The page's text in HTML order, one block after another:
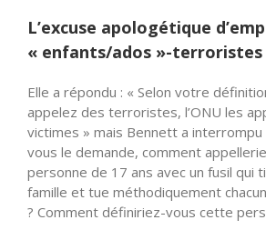
L’excuse apologétique
« enfants/ados »-terroristes
Elle a répondu : « Selon votre
appelez des terroristes, l’ONU les
victimes » mais Bennett a interrompu
vous le demande, comment
personne de 17 ans avec un fusil qui
famille et tue méthodiquement
? Comment définiriez-vous cette